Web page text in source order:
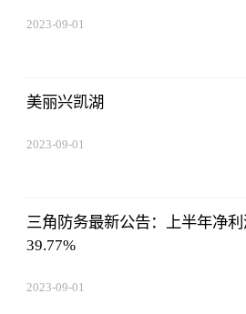
2023-09-01
美丽兴凯湖
2023-09-01
三角防务最新公告：上半年净
39.77%
2023-09-01